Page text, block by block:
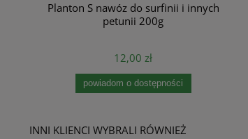
Planton S nawóz do surfinii i innych
petunii 200g
12,00 zł
powiadom o dostępności
INNI KLIENCI WYBRALI RÓWNIEŻ